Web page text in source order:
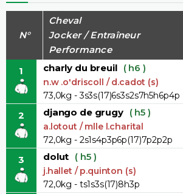
N°
Cheval
Jocker / Entraîneur
Performance
1
charly du breuil ( h6 )
n.w .o'driscoll / d.cadot (s)
73,0kg - 3s3s(17)6s3s2s7h5h6p4p
2 django de grugy ( h5 )
a.lotout / mlle l.charital
72,0kg - 2s1s4p3p6p(17)7p2p2p
3 dolut ( h5 )
j.hallet / p.quinton (s)
72,0kg - ts1s3s(17)8h3p